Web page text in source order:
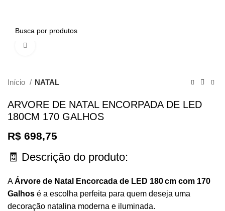
Início NATAL
ARVORE DE NATAL ENCORPADA DE LED
180CM 170 GALHOS
R$ 698,75
🧾 Descrição do produto:
AÁrvore de Natal Encorcada de LED 180 cm com 170
Galhos é a escolha perfeita para quem deseja uma
decoração natalina moderna e iluminada.